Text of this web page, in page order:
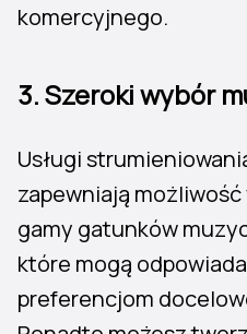
komercyjnego.
3. Szeroki wybór
Usługi
zapewniają
gamy gatunków
które mogą
preferencjom